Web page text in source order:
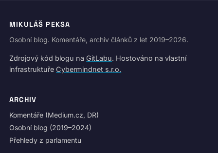
MIKULÁŠ PEKSA
Osobní blog. Komentáře, archiv článků z let 2019–2026.
Zdrojový kód blogu na GitLabu. Hostováno na vlastní
infrastruktuře Cybermindnet s.r.o.
ARCHIV
Komentáře (Medium.cz, DR)
Osobní blog (2019–2024)
Přehledy z parlamentu